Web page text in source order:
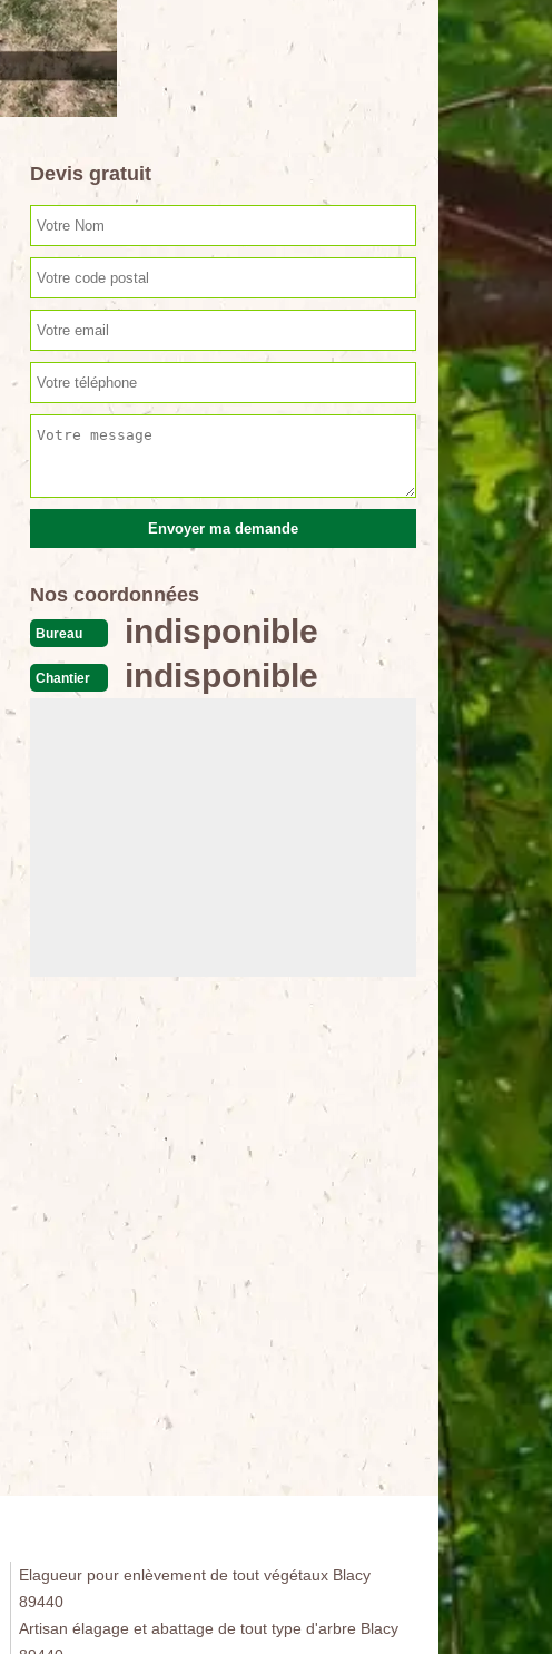
Devis gratuit
Nos coordonnées
Bureau indisponible
Chantier indisponible
Elagueur pour enlèvement de tout végétaux Blacy
89440
Artisan élagage et abattage de tout type d'arbre Blacy